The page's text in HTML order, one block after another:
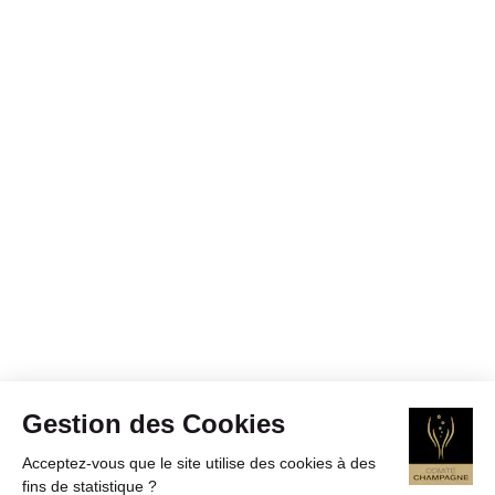
Gestion des Cookies
Acceptez-vous que le site utilise des cookies à des
fins de statistique ?